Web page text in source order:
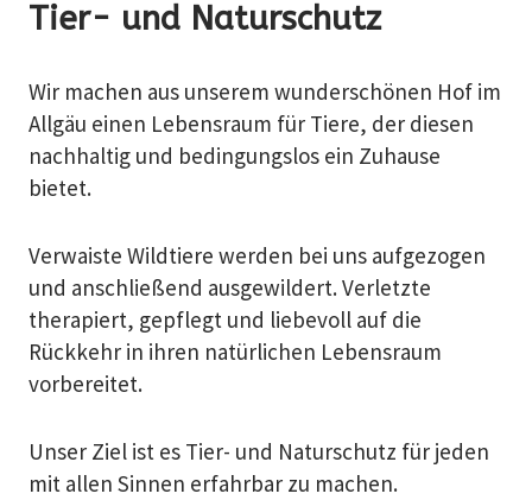
Tier- und Naturschutz
Wir machen aus unserem wunderschönen Hof im
Allgäu einen Lebensraum für Tiere, der diesen
nachhaltig und bedingungslos ein Zuhause
bietet.
Verwaiste Wildtiere werden bei uns aufgezogen
und anschließend ausgewildert. Verletzte
therapiert, gepflegt und liebevoll auf die
Rückkehr in ihren natürlichen Lebensraum
vorbereitet.
Unser Ziel ist es Tier- und Naturschutz für jeden
mit allen Sinnen erfahrbar zu machen.